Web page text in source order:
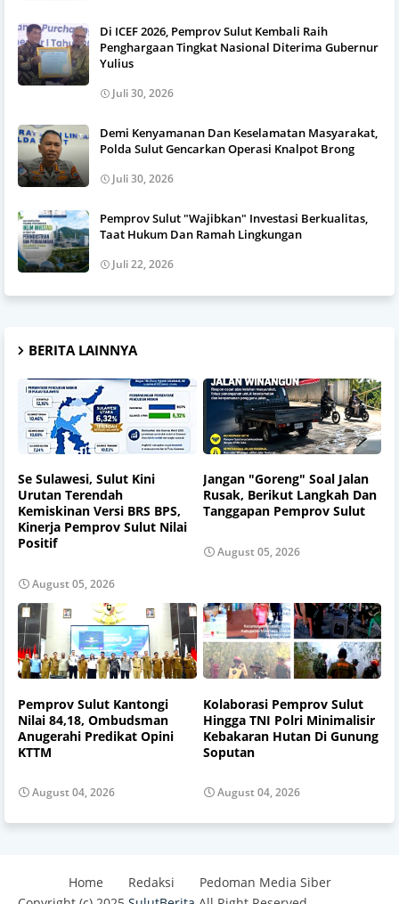
Di ICEF 2026, Pemprov Sulut Kembali Raih
Penghargaan Tingkat Nasional Diterima Gubernur
Yulius
Juli 30, 2026
Demi Kenyamanan Dan Keselamatan Masyarakat,
Polda Sulut Gencarkan Operasi Knalpot Brong
Juli 30, 2026
Pemprov Sulut "Wajibkan" Investasi Berkualitas,
Taat Hukum Dan Ramah Lingkungan
Juli 22, 2026
BERITA LAINNYA
Se Sulawesi, Sulut Kini
Urutan Terendah
Kemiskinan Versi BRS BPS,
Kinerja Pemprov Sulut Nilai
Positif
August 05, 2026
Jangan "Goreng" Soal Jalan
Rusak, Berikut Langkah Dan
Tanggapan Pemprov Sulut
August 05, 2026
Pemprov Sulut Kantongi
Nilai 84,18, Ombudsman
Anugerahi Predikat Opini
KTTM
August 04, 2026
Kolaborasi Pemprov Sulut
Hingga TNI Polri Minimalisir
Kebakaran Hutan Di Gunung
Soputan
August 04, 2026
Home Redaksi
Pedoman Media Siber